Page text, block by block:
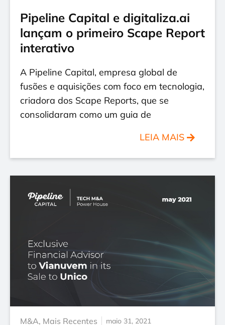
Pipeline Capital e digitaliza.ai
lançam o primeiro Scape Report
interativo
A Pipeline Capital, empresa global de
fusões e aquisições com foco em tecnologia,
criadora dos Scape Reports, que se
consolidaram como um guia de
LEIA MAIS
M&A, Mais Recentes maio 31, 2021